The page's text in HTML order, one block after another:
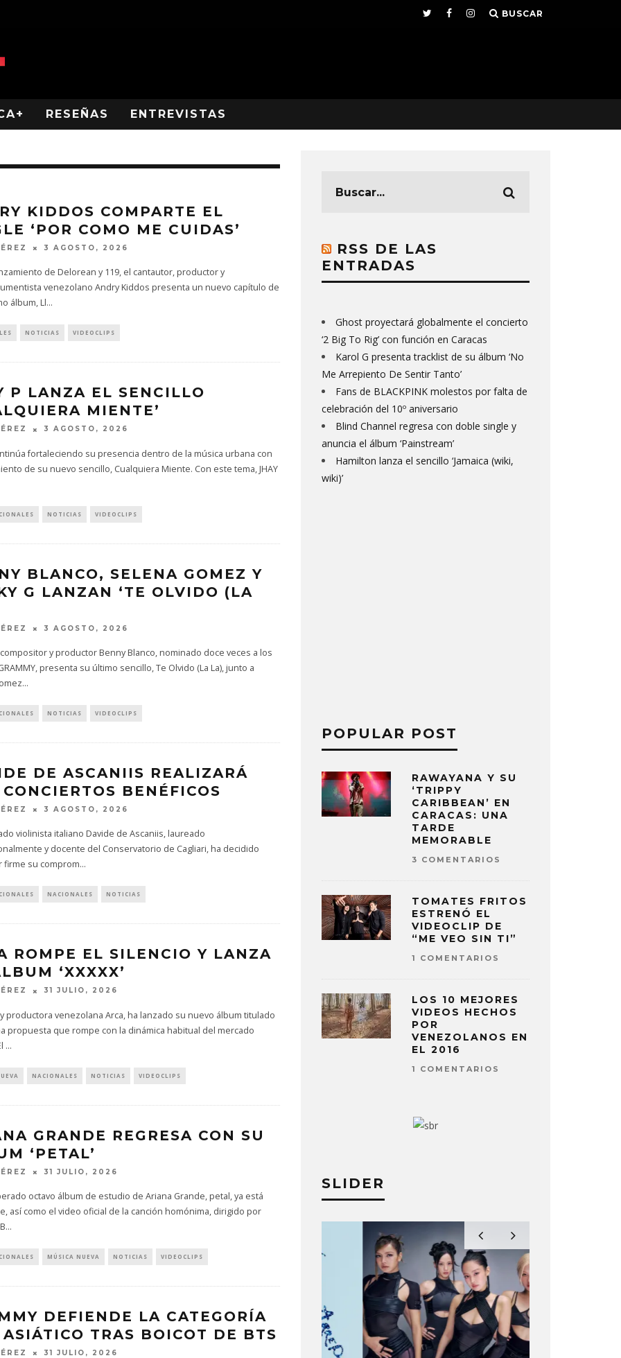
BUSCAR
RESEÑAS ENTREVISTAS
KIDDOS COMPARTE EL
‘POR COMO ME CUIDAS’
3 AGOSTO, 2026
de Delorean y 119, el cantautor, productor y
venezolano Andry Kiddos presenta un nuevo capítulo de
álbum, Ll...
NOTICIAS VIDEOCLIPS
P LANZA EL SENCILLO
MIENTE’
3 AGOSTO, 2026
fortaleciendo su presencia dentro de la música urbana con
de su nuevo sencillo, Cualquiera Miente. Con este tema, JHAY
NOTICIAS VIDEOCLIPS
BLANCO, SELENA GOMEZ Y
G LANZAN ‘TE OLVIDO (LA
3 AGOSTO, 2026
compositor y productor Benny Blanco, nominado doce veces a los
presenta su último sencillo, Te Olvido (La La), junto a
...
NOTICIAS VIDEOCLIPS
DE ASCANIIS REALIZARÁ
CONCIERTOS BENÉFICOS
3 AGOSTO, 2026
violinista italiano Davide de Ascaniis, laureado
y docente del Conservatorio de Cagliari, ha decidido
firme su comprom...
NACIONALES NOTICIAS
ROMPE EL SILENCIO Y LANZA
‘XXXXX’
31 JULIO, 2026
productora venezolana Arca, ha lanzado su nuevo álbum titulado
propuesta que rompe con la dinámica habitual del mercado
...
NACIONALES NOTICIAS VIDEOCLIPS
GRANDE REGRESA CON SU
‘PETAL’
31 JULIO, 2026
octavo álbum de estudio de Ariana Grande, petal, ya está
así como el video oficial de la canción homónima, dirigido por
...
MÚSICA NUEVA NOTICIAS VIDEOCLIPS
DEFIENDE LA CATEGORÍA
ASIÁTICO TRAS BOICOT DE BTS
31 JULIO, 2026
RSS DE LAS
ENTRADAS
Ghost proyectará globalmente el concierto
‘2 Big To Rig’ con función en Caracas
Karol G presenta tracklist de su álbum ‘No
Me Arrepiento De Sentir Tanto’
Fans de BLACKPINK molestos por falta de
celebración del 10º aniversario
Blind Channel regresa con doble single y
anuncia el álbum ‘Painstream’
Hamilton lanza el sencillo ‘Jamaica (wiki,
wiki)’
POPULAR POST
RAWAYANA Y SU
‘TRIPPY
CARIBBEAN’ EN
CARACAS: UNA
TARDE
MEMORABLE
3 COMENTARIOS
TOMATES FRITOS
ESTRENÓ EL
VIDEOCLIP DE
“ME VEO SIN TI”
1 COMENTARIOS
LOS 10 MEJORES
VIDEOS HECHOS
POR
VENEZOLANOS EN
EL 2016
1 COMENTARIOS
SLIDER